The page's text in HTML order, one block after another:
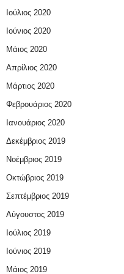
Ιούλιος 2020
Ιούνιος 2020
Μάιος 2020
Απρίλιος 2020
Μάρτιος 2020
Φεβρουάριος 2020
Ιανουάριος 2020
Δεκέμβριος 2019
Νοέμβριος 2019
Οκτώβριος 2019
Σεπτέμβριος 2019
Αύγουστος 2019
Ιούλιος 2019
Ιούνιος 2019
Μάιος 2019